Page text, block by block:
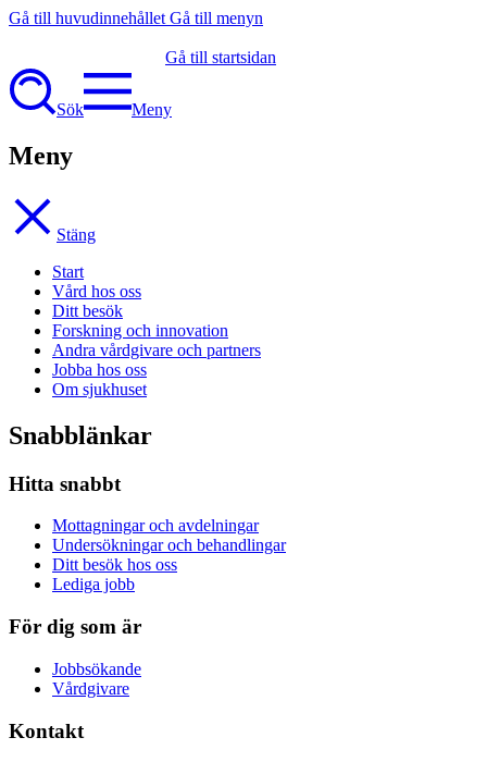
Gå till huvudinnehållet Gå till menyn
Gå till startsidan
Sök Meny
Meny
Stäng
Start
Vård hos oss
Ditt besök
Forskning och innovation
Andra vårdgivare och partners
Jobba hos oss
Om sjukhuset
Snabblänkar
Hitta snabbt
Mottagningar och avdelningar
Undersökningar och behandlingar
Ditt besök hos oss
Lediga jobb
För dig som är
Jobbsökande
Vårdgivare
Kontakt